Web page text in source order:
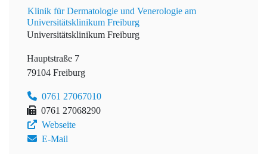
Klinik für Dermatologie und Venerologie am
Universitätsklinikum Freiburg
Universitätsklinikum Freiburg
Hauptstraße 7
79104 Freiburg
0761 27067010
0761 27068290
Webseite
E-Mail